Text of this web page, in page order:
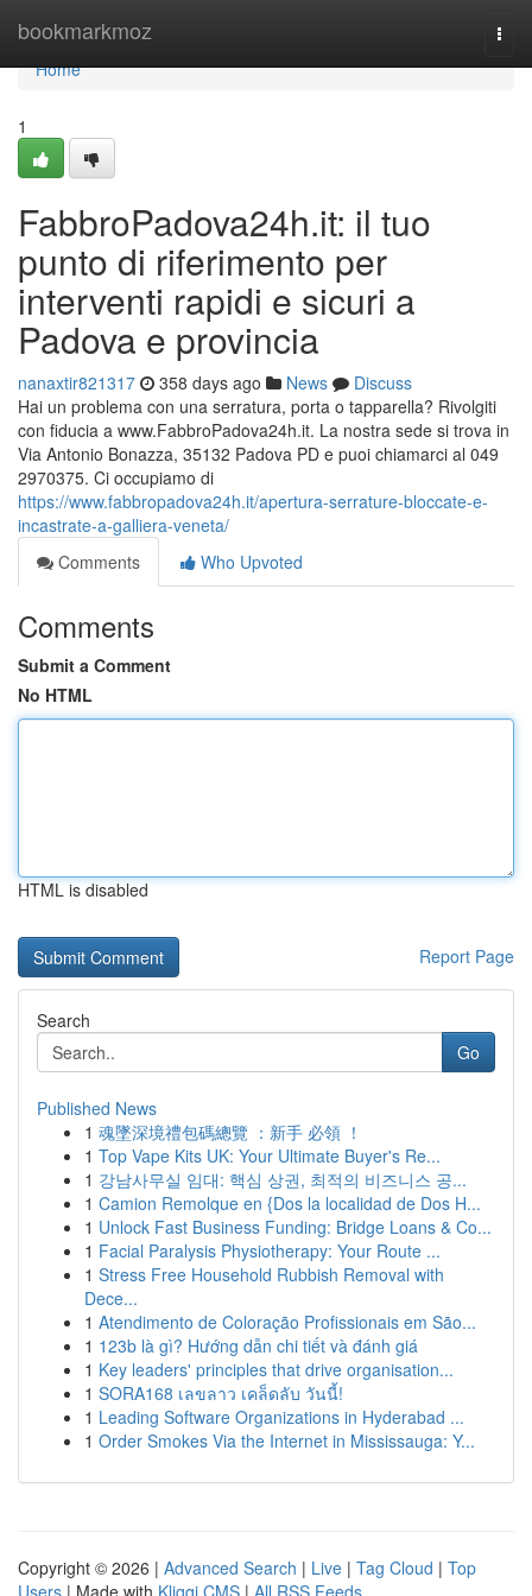
bookmarkmoz
Home
Home
1
FabbroPadova24h.it: il tuo
punto di riferimento per
interventi rapidi e sicuri a
Padova e provincia
nanaxtir821317 358 days ago News
Discuss
Hai un problema con una serratura, porta o tapparella? Rivolgiti
con fiducia a www.FabbroPadova24h.it. La nostra sede si trova in
Via Antonio Bonazza, 35132 Padova PD e puoi chiamarci al 049
2970375. Ci occupiamo di
https://www.fabbropadova24h.it/apertura-serrature-bloccate-e-
incastrate-a-galliera-veneta/
Comments
Who Upvoted
Comments
Submit a Comment
No HTML
HTML is disabled
Report Page
Search
Go
Published News
1 魂墜深境禮包碼總覽 ：新手 必領 ！
1 Top Vape Kits UK: Your Ultimate Buyer's Re...
1 강남사무실 임대: 핵심 상권, 최적의 비즈니스 공...
1 Camion Remolque en {Dos la localidad de Dos H...
1 Unlock Fast Business Funding: Bridge Loans & Co...
1 Facial Paralysis Physiotherapy: Your Route ...
1 Stress Free Household Rubbish Removal with
Dece...
1 Atendimento de Coloração Profissionais em São...
1 123b là gì? Hướng dẫn chi tiết và đánh giá
1 Key leaders' principles that drive organisation...
1 SORA168 เลขลาว เคล็ดลับ วันนี้!
1 Leading Software Organizations in Hyderabad ...
1 Order Smokes Via the Internet in Mississauga: Y...
Copyright © 2026 | Advanced Search | Live | Tag Cloud | Top
Users | Made with Kliqqi CMS | All RSS Feeds